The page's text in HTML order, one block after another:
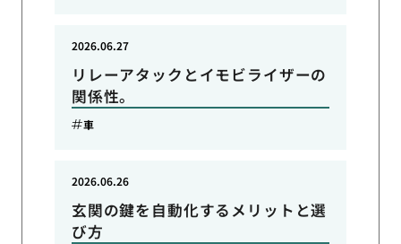
リレーアタックとイモビライザーの
関係性。
2026.06.27
車
玄関の鍵を自動化するメリットと選
び方
2026.06.26